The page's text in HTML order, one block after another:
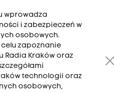
Muzyka Audycje
wprowadza
i zabezpieczeń w
osobowych.
zapoznanie
Radia Kraków oraz
technologii oraz
osobowych,